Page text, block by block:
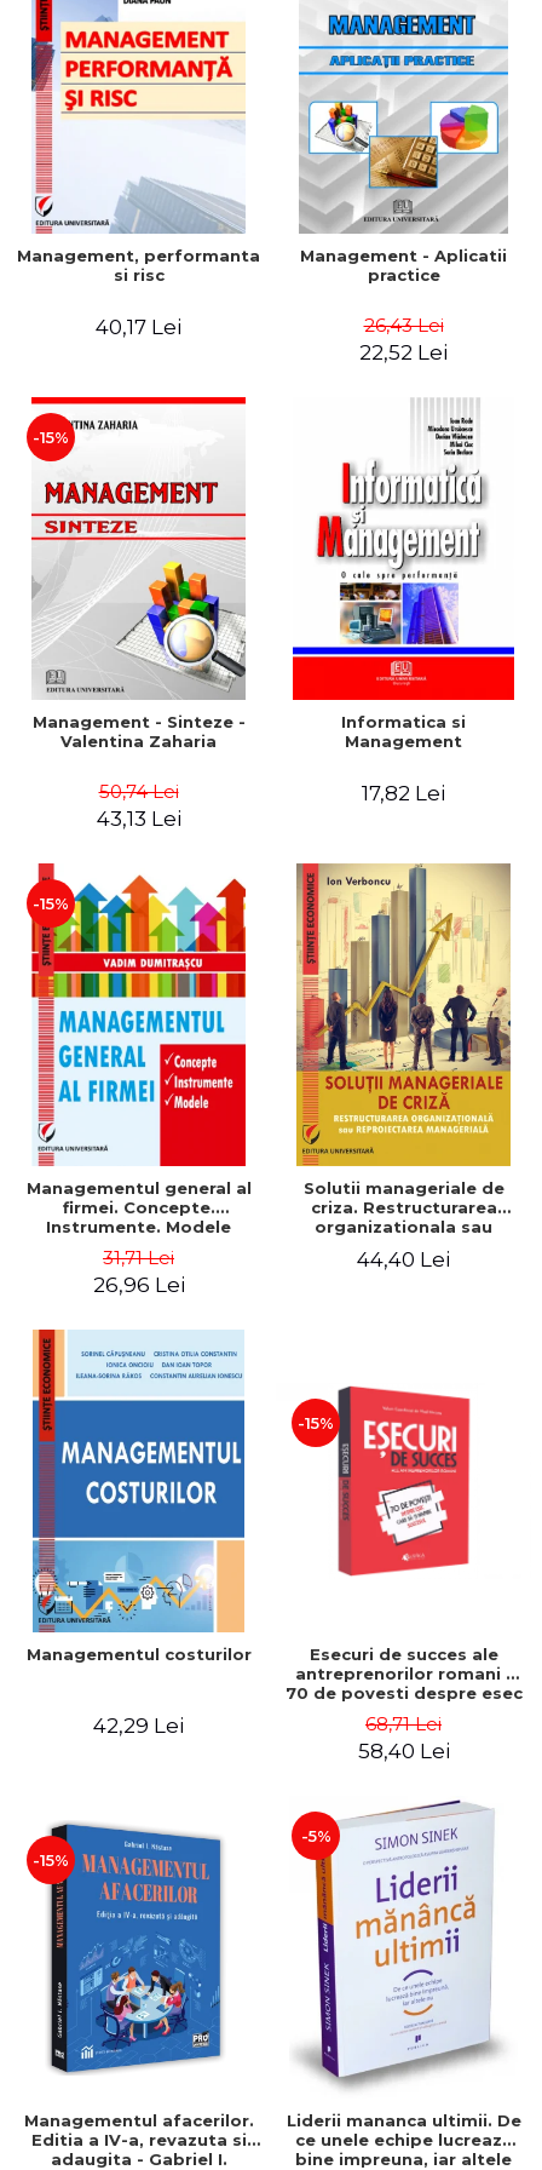
Management, performanta
si risc
40,17 Lei
Management - Aplicatii
practice
26,43 Lei
22,52 Lei
-15%
Management - Sinteze -
Valentina Zaharia
50,74 Lei
43,13 Lei
Informatica si
Management
17,82 Lei
-15%
Managementul general al
firmei. Concepte.
Instrumente. Modele
31,71 Lei
26,96 Lei
Solutii manageriale de
criza. Restructurarea
organizationala sau
44,40 Lei
Managementul costurilor
42,29 Lei
-15%
Esecuri de succes ale
antreprenorilor romani -
70 de povesti despre esec
68,71 Lei
58,40 Lei
-15%
Managementul afacerilor.
Editia a IV-a, revazuta si
adaugita - Gabriel I.
-5%
Liderii mananca ultimii. De
ce unele echipe lucreaza
bine impreuna, iar altele